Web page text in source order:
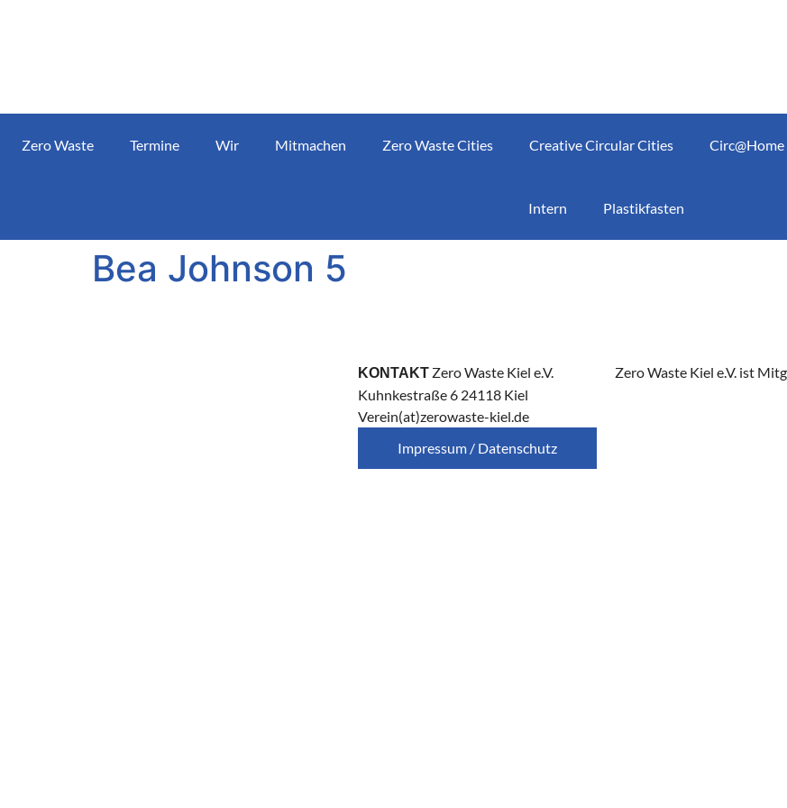
Zero Waste Termine Wir Mitmachen Zero Waste Cities Creative Circular Cities Circ@Home
Intern Plastikfasten
Bea Johnson 5
KONTAKT Zero Waste Kiel e.V.
Kuhnkestraße 6 24118 Kiel
Verein(at)zerowaste-kiel.de
Impressum / Datenschutz
Zero Waste Kiel e.V. ist